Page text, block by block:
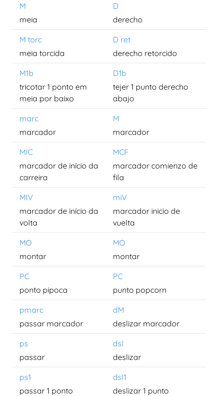
M
D
meia
derecho
M torc
D ret
meia torcida
derecho retorcido
M1b
D1b
tricotar 1 ponto em
meia por baixo
tejer 1 punto derecho
abajo
marc
M
marcador
marcador
MIC
MCF
marcador de início da
carreira
marcador comienzo de
fila
MIV
miV
marcador de início da
volta
marcador inicio de
vuelta
MO
MO
montar
montar
PC
PC
ponto pipoca
punto popcorn
pmarc
dM
passar marcador
deslizar marcador
ps
dsl
passar
deslizar
ps1
dsl1
passar 1 ponto
deslizar 1 punto